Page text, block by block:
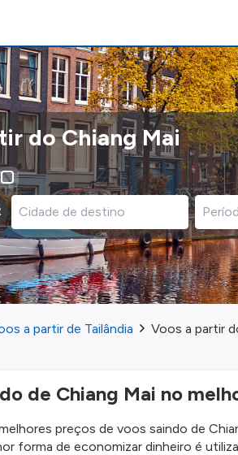
do Chiang Mai
a partir de Tailândia Voos a partir
de Chiang Mai no
preços de voos saindo de
forma de economizar dinheiro é